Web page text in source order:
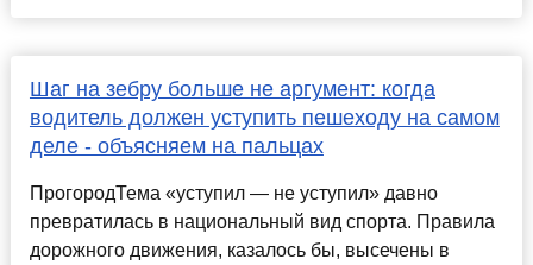
Шаг на зебру больше не аргумент: когда
водитель должен уступить пешеходу на самом
деле - объясняем на пальцах
ПрогородТема «уступил — не уступил» давно
превратилась в национальный вид спорта. Правила
дорожного движения, казалось бы, высечены в